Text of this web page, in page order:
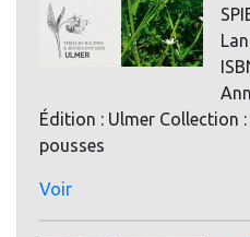
Édition : Ulmer Collection
pousses
Voir